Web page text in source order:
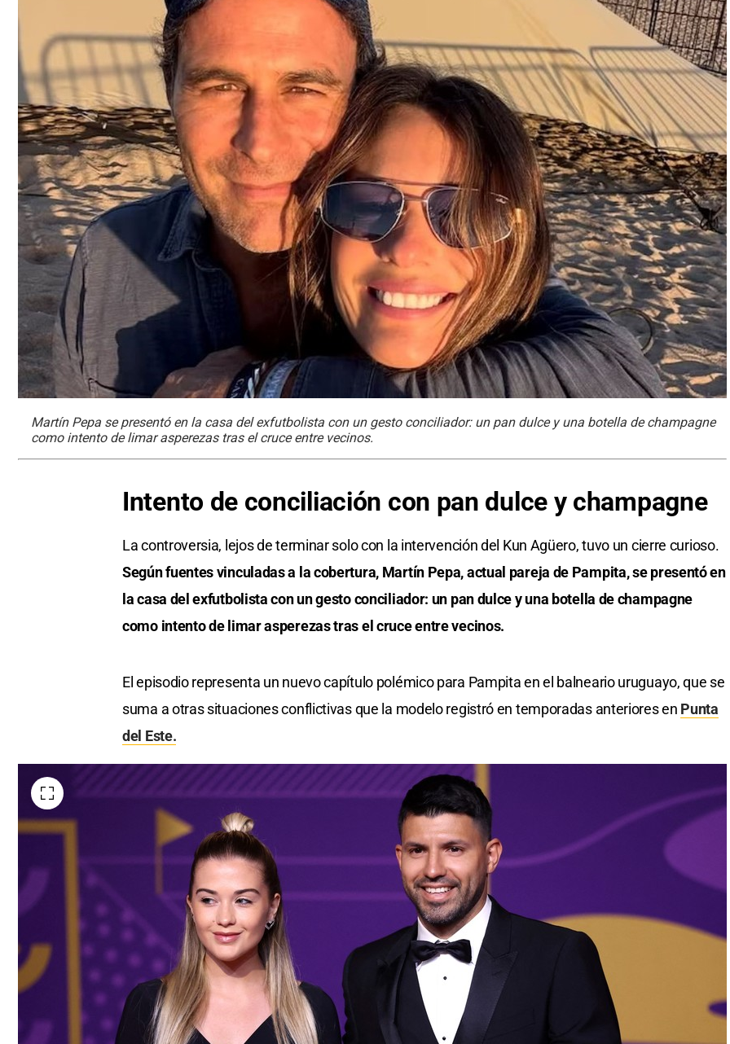
Martín Pepa se presentó en la casa del exfutbolista con un gesto conciliador: un pan dulce y una botella de champagne
como intento de limar asperezas tras el cruce entre vecinos.
Intento de conciliación con pan dulce y champagne
La controversia, lejos de terminar solo con la intervención del Kun Agüero, tuvo un cierre curioso.
Según fuentes vinculadas a la cobertura, Martín Pepa, actual pareja de Pampita, se presentó en
la casa del exfutbolista con un gesto conciliador: un pan dulce y una botella de champagne
como intento de limar asperezas tras el cruce entre vecinos.
El episodio representa un nuevo capítulo polémico para Pampita en el balneario uruguayo, que se
suma a otras situaciones conflictivas que la modelo registró en temporadas anteriores en Punta
del Este.